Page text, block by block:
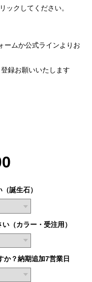
ックしてください。
ームか公式ラインよりお
録お願いいたします
誕生石）
（カラー・受注用）
か？納期追加7営業日